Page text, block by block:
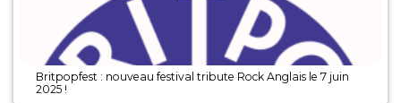
Britpopfest : nouveau festival tribute Rock Anglais le 7 juin
2025 !